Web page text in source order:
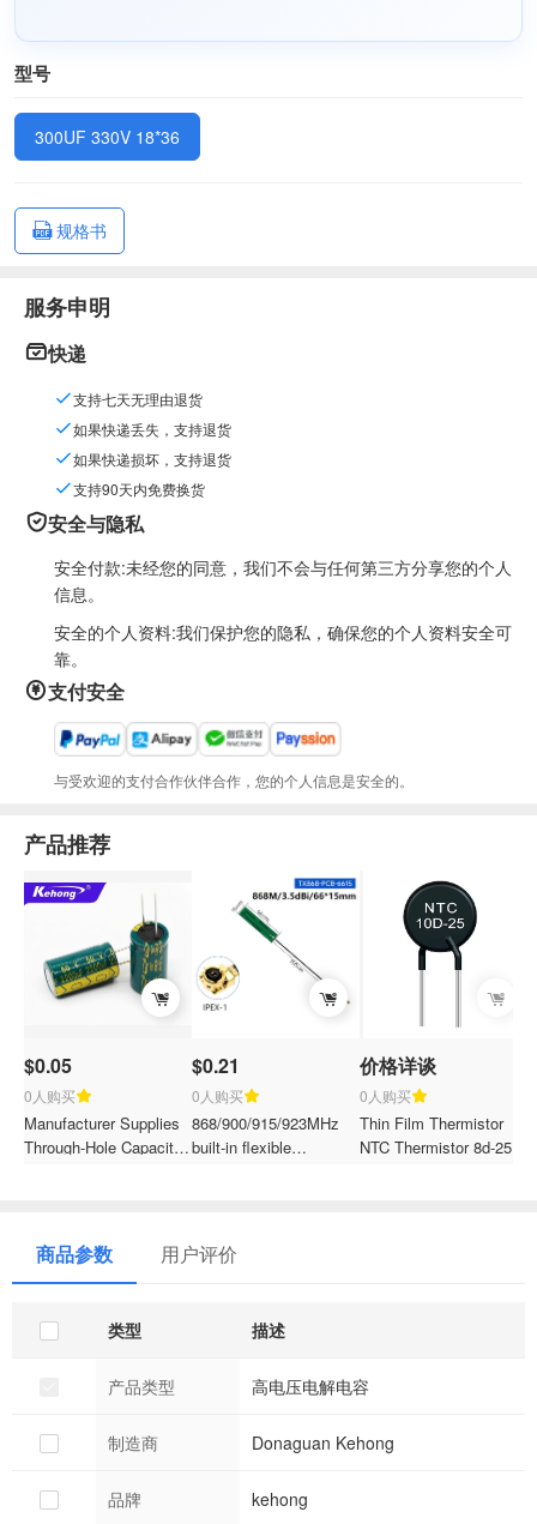
型号
300UF 330V 18*36
规格书
服务申明
快递
支持七天无理由退货
如果快递丢失，支持退货
如果快递损坏，支持退货
支持90天内免费换货
安全与隐私
安全付款:未经您的同意，我们不会与任何第三方分享您的个人
信息。
安全的个人资料:我们保护您的隐私，确保您的个人资料安全可
靠。
支付安全
与受欢迎的支付合作伙伴合作，您的个人信息是安全的。
产品推荐
$0.05
0人购买
Manufacturer Supplies
Through-Hole Capacitor
Electrolytic Capacitor
$0.21
0人购买
868/900/915/923MHz
built-in flexible
价格详谈
0人购买
Thin Film Thermistor
NTC Thermistor 8d-25
商品参数 用户评价
类型 描述
产品类型 高电压电解电容
制造商 Donaguan Kehong
品牌 kehong